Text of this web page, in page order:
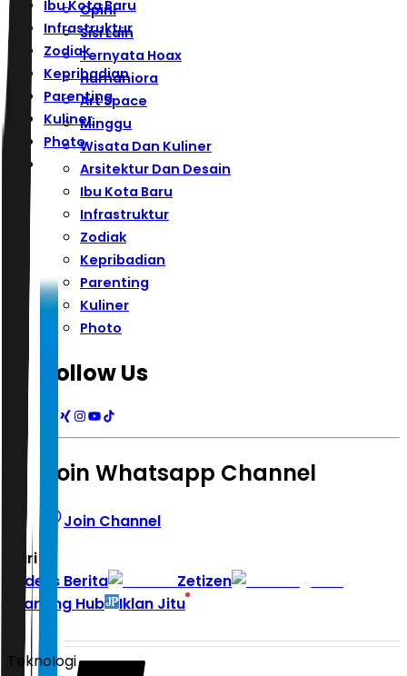
Ibu Kota Baru
Infrastruktur
Zodiak
Kepribadian
Parenting
Kuliner
Photo
Opini
Sisi Lain
Ternyata Hoax
Humaniora
Art Space
Minggu
Wisata Dan Kuliner
Arsitektur Dan Desain
Ibu Kota Baru
Infrastruktur
Zodiak
Kepribadian
Parenting
Kuliner
Photo
Follow Us
Join Whatsapp Channel
Join Channel
Hari ini
Indeks Berita
Zetizen
Learning Hub
Iklan Jitu
Teknologi